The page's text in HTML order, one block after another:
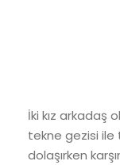
İki kız arkadaş
tekne gezisi
dolaşırken